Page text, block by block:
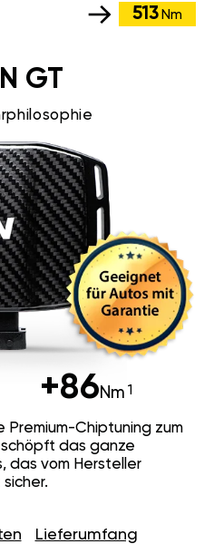
513 Nm
GT
+86Nm
Premium-Chiptuning zum
schöpft das ganze
das vom Hersteller
Lieferumfang